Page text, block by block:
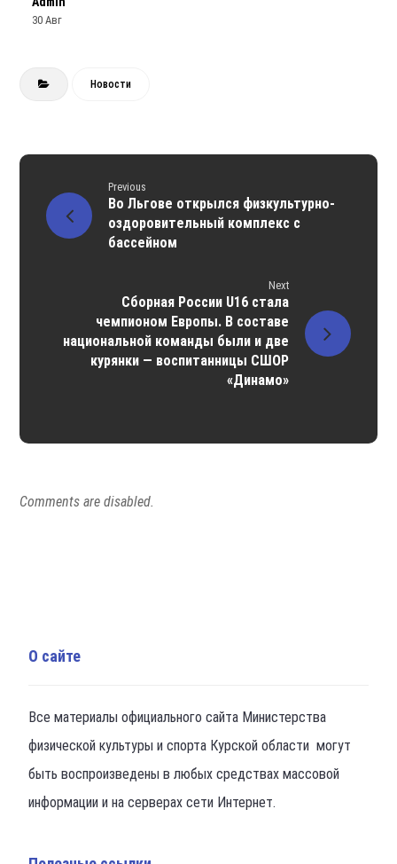
30 Авг
Новости
Previous
Во Льгове открылся физкультурно-
оздоровительный комплекс с
бассейном
Next
Сборная России U16 стала
чемпионом Европы. В составе
национальной команды были и две
курянки — воспитанницы СШОР
«Динамо»
Comments are disabled.
О сайте
Все материалы официального сайта Министерства
физической культуры и спорта Курской области могут
быть воспроизведены в любых средствах массовой
информации и на серверах сети Интернет.